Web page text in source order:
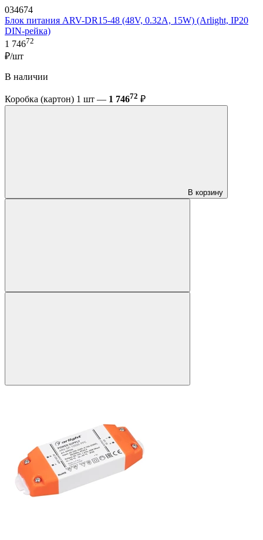
034674
Блок питания ARV-DR15-48 (48V, 0.32A, 15W) (Arlight, IP20
DIN-рейка)
1 74672
₽/шт
В наличии
Коробка (картон) 1 шт — 1 74672 ₽
В корзину